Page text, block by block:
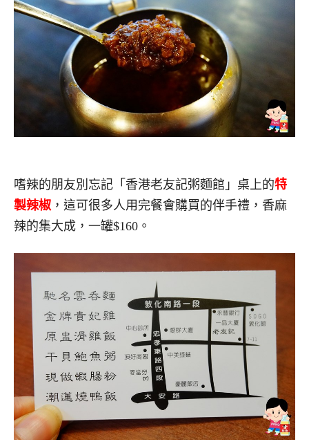
嗜辣的朋友別忘記「香港老友記粥麵館」桌上的特
製辣椒 ，這可很多人用完餐會購買的伴手禮，香麻
辣的集大成，一罐$160。